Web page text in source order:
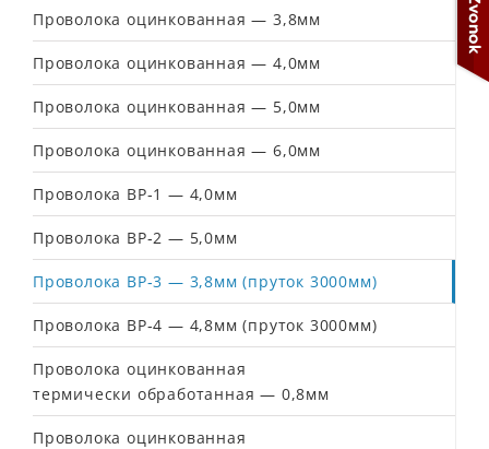
Проволока оцинкованная — 3,8мм
Проволока оцинкованная — 4,0мм
Проволока оцинкованная — 5,0мм
Проволока оцинкованная — 6,0мм
Проволока ВР‐1 — 4,0мм
Проволока ВР‐2 — 5,0мм
Проволока ВР‐3 — 3,8мм (пруток 3000мм)
Проволока ВР‐4 — 4,8мм (пруток 3000мм)
Проволока оцинкованная
термически обработанная — 0,8мм
Проволока оцинкованная